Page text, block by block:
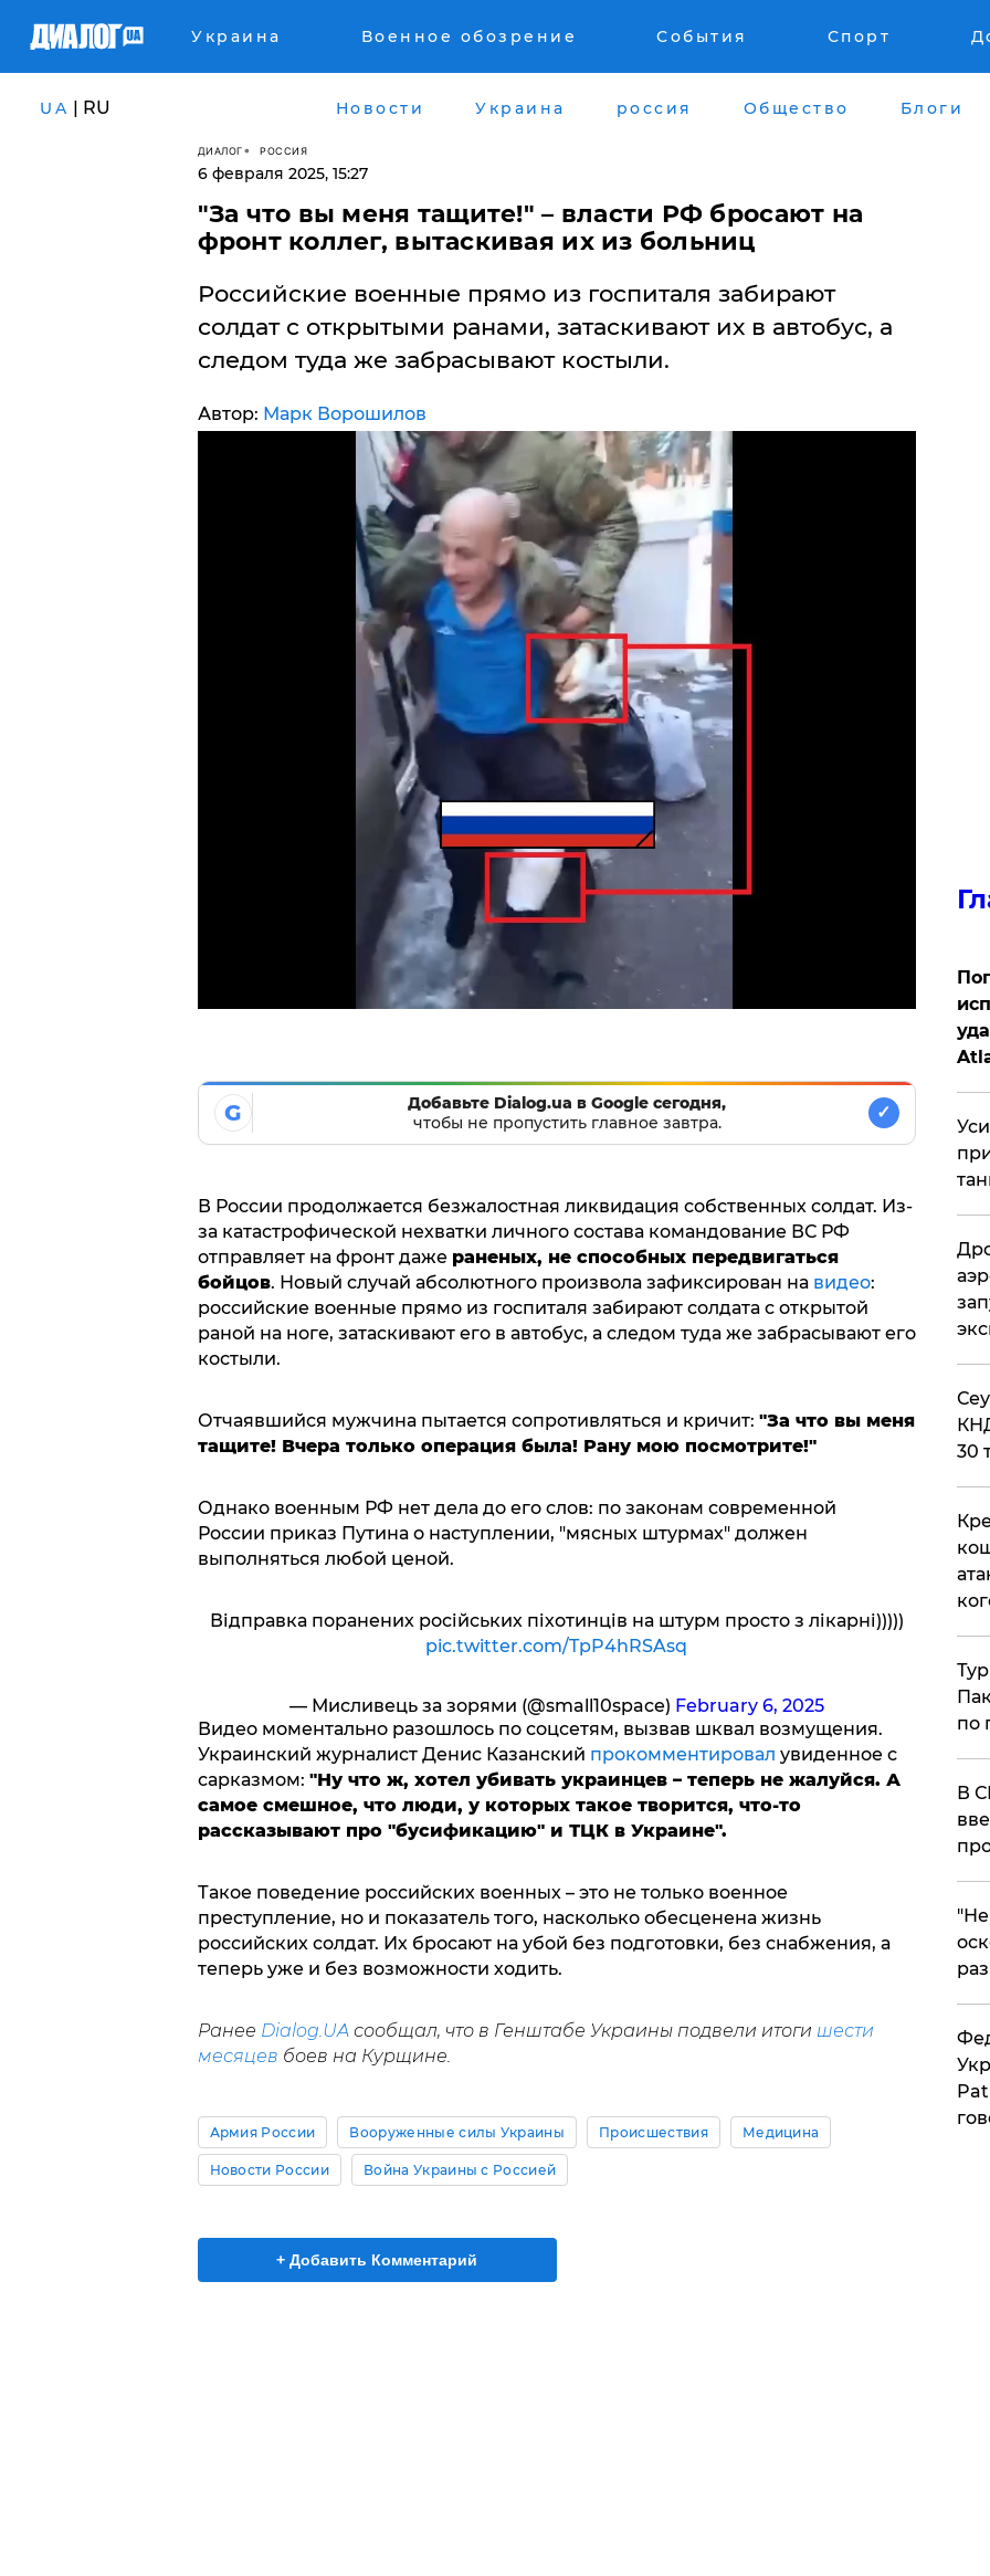
Украина Военное обозрение События Спорт
UA | RU Новости Украина россия Общество Блоги
ДИАЛОГ РОССИЯ
6 февраля 2025, 15:27
"За что вы меня тащите!" – власти РФ бросают на
фронт коллег, вытаскивая их из больниц
Российские военные прямо из госпиталя забирают
солдат с открытыми ранами, затаскивают их в автобус, а
следом туда же забрасывают костыли.
Автор: Марк Ворошилов
G
Добавьте Dialog.ua в Google сегодня,
чтобы не пропустить главное завтра.
✓
В России продолжается безжалостная ликвидация собственных солдат. Из-
за катастрофической нехватки личного состава командование ВС РФ
отправляет на фронт даже раненых, не способных передвигаться
бойцов. Новый случай абсолютного произвола зафиксирован на видео:
российские военные прямо из госпиталя забирают солдата с открытой
раной на ноге, затаскивают его в автобус, а следом туда же забрасывают его
костыли.
Отчаявшийся мужчина пытается сопротивляться и кричит: "За что вы меня
тащите! Вчера только операция была! Рану мою посмотрите!"
Однако военным РФ нет дела до его слов: по законам современной
России приказ Путина о наступлении, "мясных штурмах" должен
выполняться любой ценой.
Відправка поранених російських піхотинців на штурм просто з лікарні)))))
pic.twitter.com/TpP4hRSAsq
— Мисливець за зорями (@small10space) February 6, 2025
Видео моментально разошлось по соцсетям, вызвав шквал возмущения.
Украинский журналист Денис Казанский прокомментировал увиденное с
сарказмом: "Ну что ж, хотел убивать украинцев – теперь не жалуйся. А
самое смешное, что люди, у которых такое творится, что-то
рассказывают про "бусификацию" и ТЦК в Украине".
Такое поведение российских военных – это не только военное
преступление, но и показатель того, насколько обесценена жизнь
российских солдат. Их бросают на убой без подготовки, без снабжения, а
теперь уже и без возможности ходить.
Ранее Dialog.UA сообщал, что в Генштабе Украины подвели итоги шести
месяцев боев на Курщине.
Армия России Вооруженные силы Украины Происшествия Медицина
Новости России Война Украины с Россией
+ Добавить Комментарий
30
по
В